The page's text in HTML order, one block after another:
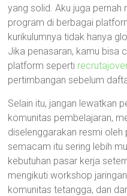
yang solid. Aku juga
program di berbagai
kurikulumnya tidak hanya
Jika penasaran, kamu bisa
platform seperti
pertimbangan sebelum
Selain itu, jangan lewatkan
komunitas pembelajaran,
diselenggarakan resmi oleh
semacam itu sering lebih
kebutuhan pasar kerja
mengikuti workshop
komunitas tetangga, dan